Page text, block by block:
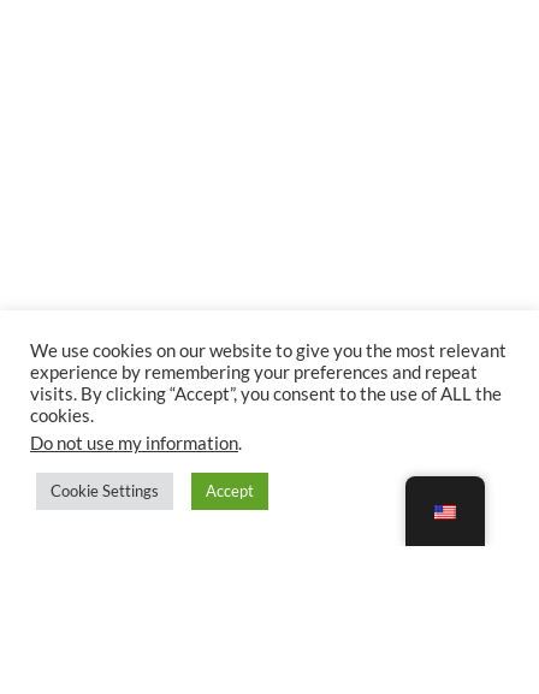
We use cookies on our website to give you the most relevant
experience by remembering your preferences and repeat
visits. By clicking “Accept”, you consent to the use of ALL the
cookies.
Do not use my information.
Cookie Settings Accept